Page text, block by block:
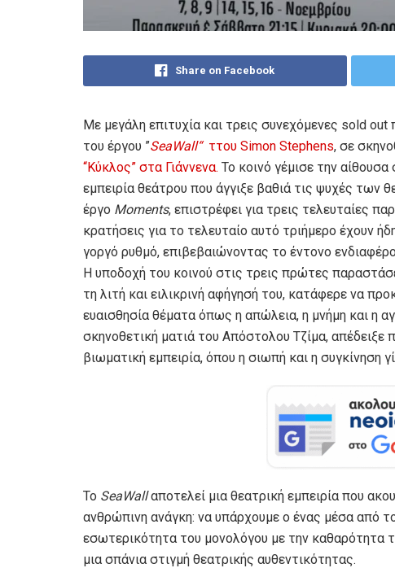
Share on Facebook
Με μεγάλη επιτυχία και τρεις συνεχόμενες sold
του έργου ”SeaWall“ττου Simon Stephens, σε
“Κύκλος” στα Γιάννενα. Το κοινό γέμισε την
εμπειρία θεάτρου που άγγιξε βαθιά τις ψυχές των
έργο Moments, επιστρέφει για τρεις τελευταίες
κρατήσεις για το τελευταίο αυτό τριήμερο έχουν
γοργό ρυθμό, επιβεβαιώνοντας το έντονο
Η υποδοχή του κοινού στις τρεις πρώτες
τη λιτή και ειλικρινή αφήγησή του, κατάφερε να
ευαισθησία θέματα όπως η απώλεια, η μνήμη και η
σκηνοθετική ματιά του Απόστολου Τζίμα,
βιωματική εμπειρία, όπου η σιωπή και η συγκίνηση
Το SeaWallαποτελεί μια θεατρική εμπειρία που
ανθρώπινη ανάγκη: να υπάρχουμε ο ένας μέσα από
εσωτερικότητα του μονολόγου με την καθαρότητα
μια σπάνια στιγμή θεατρικής αυθεντικότητας.